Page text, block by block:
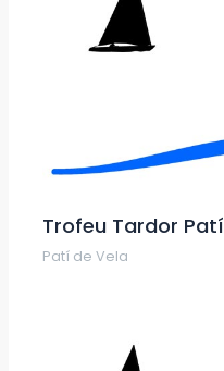
Trofeu Tardor
Patí de Vela